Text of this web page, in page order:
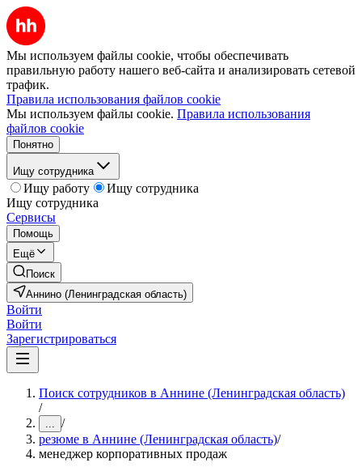
Мы используем файлы cookie, чтобы обеспечивать
правильную работу нашего веб-сайта и анализировать сетевой
трафик.
Правила использования файлов cookie
Мы используем файлы cookie. Правила использования
файлов cookie
Понятно
Ищу сотрудника
Ищу работу
Ищу сотрудника
Ищу сотрудника
Сервисы
Помощь
Ещё
Поиск
Аннино (Ленинградская область)
Войти
Войти
Зарегистрироваться
Поиск сотрудников в Аннине (Ленинградская область)
/
... /
резюме в Аннине (Ленинградская область)/
менеджер корпоративных продаж